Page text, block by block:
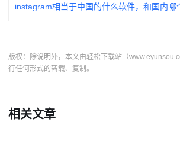
instagram相当于中国的什么软件，和国内哪
版权：除说明外，本文由轻松下载站（
行任何形式的转载、复制。
相关文章